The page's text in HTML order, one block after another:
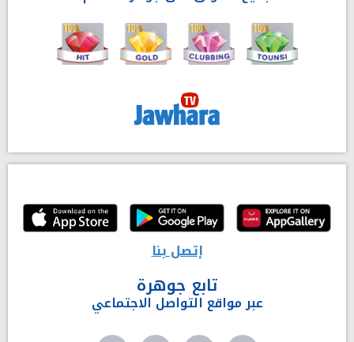
إتصل بنا
تابع جوهرة
عبر مواقع التواصل الاجتماعي